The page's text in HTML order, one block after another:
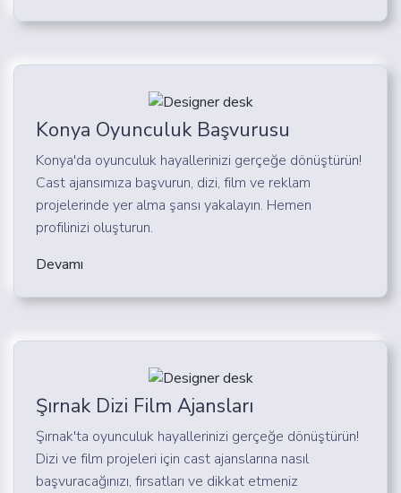
Konya Oyunculuk Başvurusu
Konya'da oyunculuk hayallerinizi gerçeğe dönüştürün!
Cast ajansımıza başvurun, dizi, film ve reklam
projelerinde yer alma şansı yakalayın. Hemen
profilinizi oluşturun.
Devamı
Şırnak Dizi Film Ajansları
Şırnak'ta oyunculuk hayallerinizi gerçeğe dönüştürün!
Dizi ve film projeleri için cast ajanslarına nasıl
başvuracağınızı, fırsatları ve dikkat etmeniz